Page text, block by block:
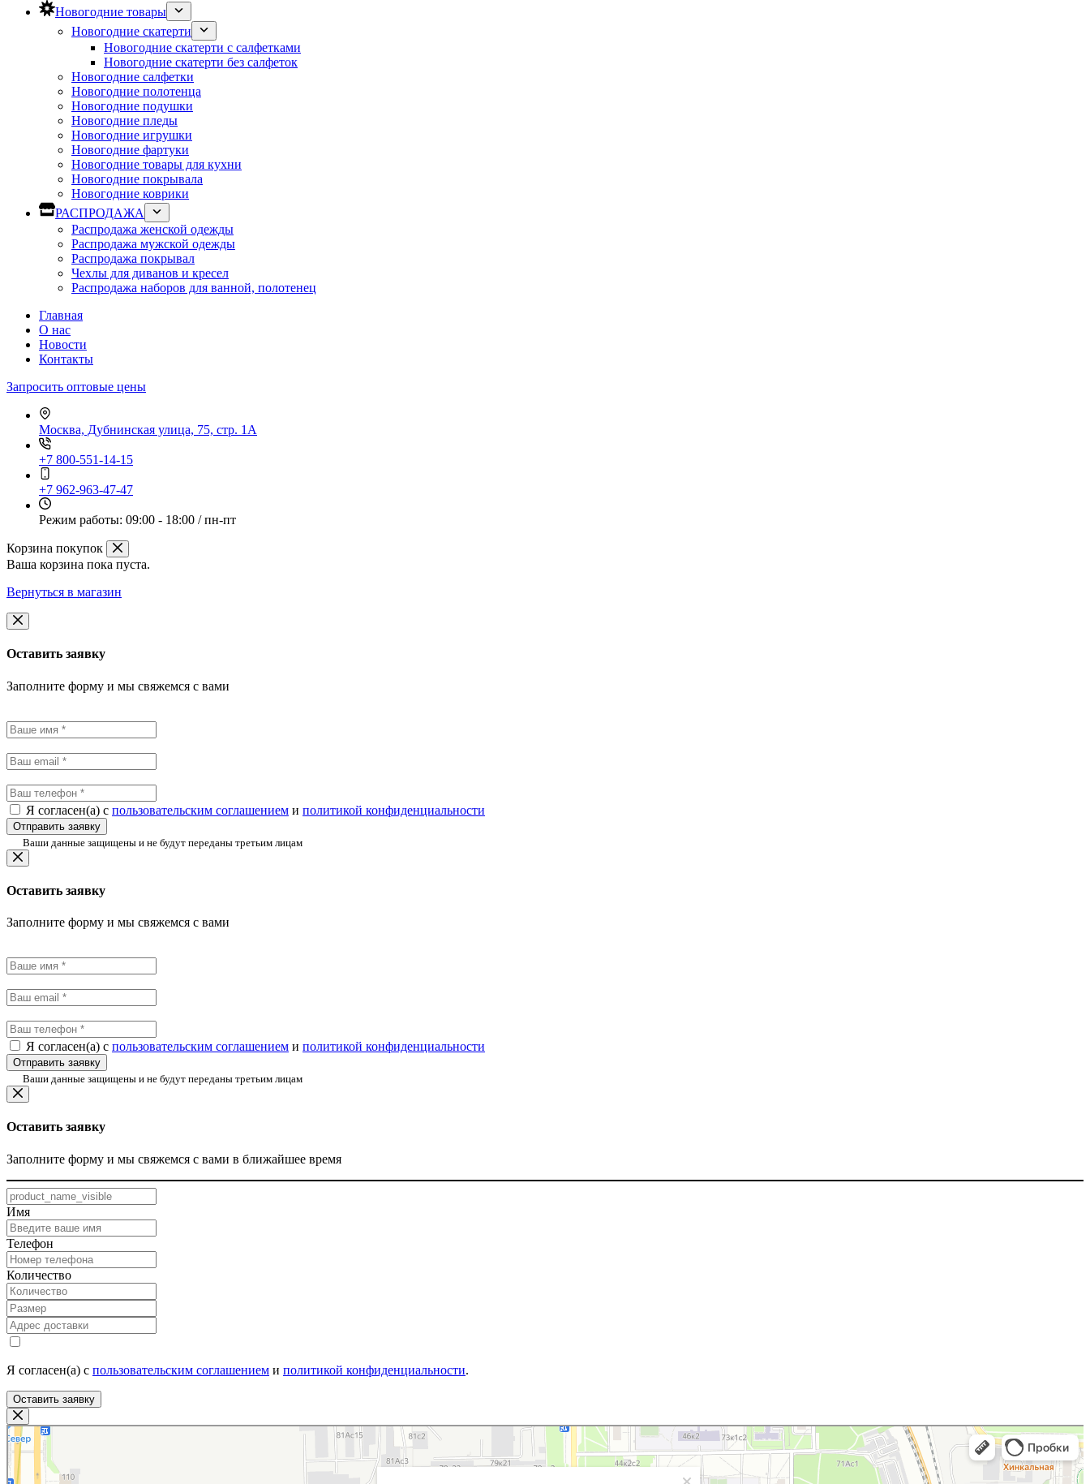
Новогодние товары
Новогодние скатерти
Новогодние скатерти с салфетками
Новогодние скатерти без салфеток
Новогодние салфетки
Новогодние полотенца
Новогодние подушки
Новогодние пледы
Новогодние игрушки
Новогодние фартуки
Новогодние товары для кухни
Новогодние покрывала
Новогодние коврики
РАСПРОДАЖА
Распродажа женской одежды
Распродажа мужской одежды
Распродажа покрывал
Чехлы для диванов и кресел
Распродажа наборов для ванной, полотенец
Главная
О нас
Новости
Контакты
Запросить оптовые цены
Москва, Дубнинская улица, 75, стр. 1А
+7 800-551-14-15
+7 962-963-47-47
Режим работы: 09:00 - 18:00 / пн-пт
Корзина покупок
Ваша корзина пока пуста.
Вернуться в магазин
Оставить заявку
Заполните форму и мы свяжемся с вами
Я согласен(а) с пользовательским соглашением и политикой конфиденциальности
Отправить заявку
Ваши данные защищены и не будут переданы третьим лицам
Оставить заявку
Заполните форму и мы свяжемся с вами
Я согласен(а) с пользовательским соглашением и политикой конфиденциальности
Отправить заявку
Ваши данные защищены и не будут переданы третьим лицам
Оставить заявку
Заполните форму и мы свяжемся с вами в ближайшее время
Имя
Телефон
Количество
Я согласен(а) с пользовательским соглашением и политикой конфиденциальности.
Оставить заявку
ТекстилИта
Текстильная компания в Москве
Магазин постельных принадлежностей в Москве